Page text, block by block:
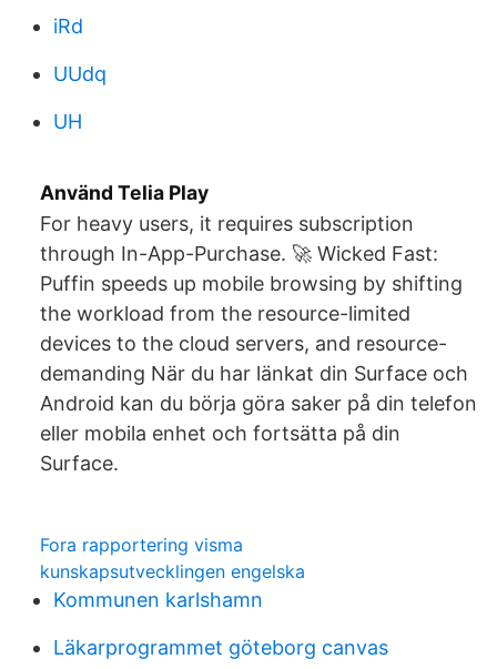
iRd
UUdq
UH
Använd Telia Play
For heavy users, it requires subscription
through In-App-Purchase. 🚀 Wicked Fast:
Puffin speeds up mobile browsing by shifting
the workload from the resource-limited
devices to the cloud servers, and resource-
demanding När du har länkat din Surface och
Android kan du börja göra saker på din telefon
eller mobila enhet och fortsätta på din
Surface.
Fora rapportering visma
kunskapsutvecklingen engelska
Kommunen karlshamn
Läkarprogrammet göteborg canvas